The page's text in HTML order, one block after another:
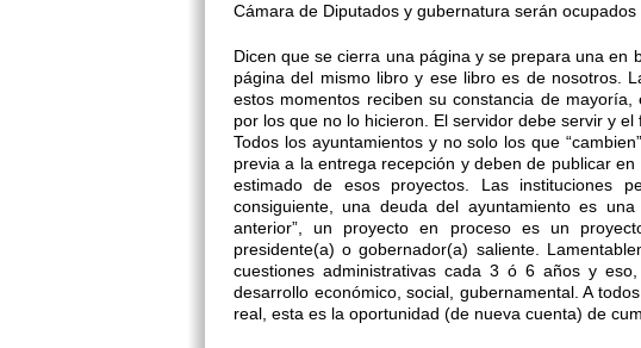
Cámara de Diputados y gubernatura serán
Dicen que se cierra una página y se prepara una en
página del mismo libro y ese libro es de nosotros.
estos momentos reciben su constancia de
por los que no lo hicieron. El servidor debe servir y
Todos los ayuntamientos y no solo los que
previa a la entrega recepción y deben de publicar
estimado de esos proyectos. Las instituciones
consiguiente, una deuda del ayuntamiento es
anterior”, un proyecto en proceso es un
presidente(a) o gobernador(a) saliente.
cuestiones administrativas cada 3 ó 6 años y
desarrollo económico, social, gubernamental. A
real, esta es la oportunidad (de nueva cuenta) de